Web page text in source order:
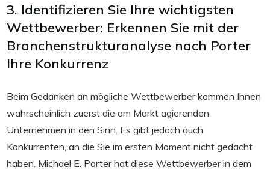
3. Identifizieren Sie Ihre wichtigsten
Wettbewerber: Erkennen Sie mit der
Branchenstrukturanalyse nach Porter
Ihre Konkurrenz
Beim Gedanken an mögliche Wettbewerber kommen Ihnen
wahrscheinlich zuerst die am Markt agierenden
Unternehmen in den Sinn. Es gibt jedoch auch
Konkurrenten, an die Sie im ersten Moment nicht gedacht
haben. Michael E. Porter hat diese Wettbewerber in dem